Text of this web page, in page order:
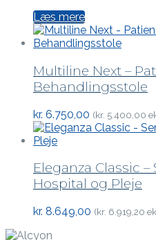
Læs mere
Multiline Next –
Behandlingsstole
kr. 6.750,00 (kr. 5.400,00
Eleganza Classic
Hospital og Pleje
kr. 8.649,00 (kr. 6.919,20